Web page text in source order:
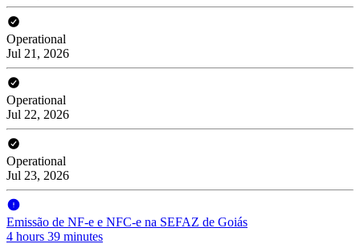
Operational
Jul 21, 2026
Operational
Jul 22, 2026
Operational
Jul 23, 2026
Emissão de NF-e e NFC-e na SEFAZ de Goiás
4 hours 39 minutes